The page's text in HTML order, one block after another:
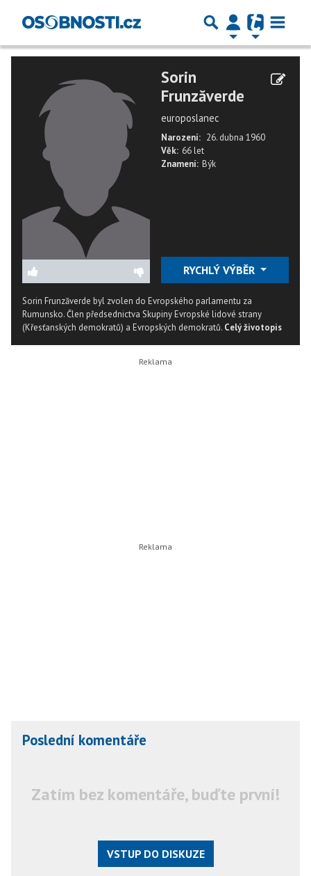
Sorin
Frunzăverde
europoslanec
Narození: 26. dubna 1960
Věk: 66 let
Znamení: Býk
RYCHLÝ VÝBĚR
Sorin Frunzăverde byl zvolen do Evropského parlamentu za
Rumunsko. Člen předsednictva Skupiny Evropské lidové strany
(Křesťanských demokratů) a Evropských demokratů. Celý životopis
Poslední komentáře
Zatím bez komentáře, buďte první!
VSTUP DO DISKUZE